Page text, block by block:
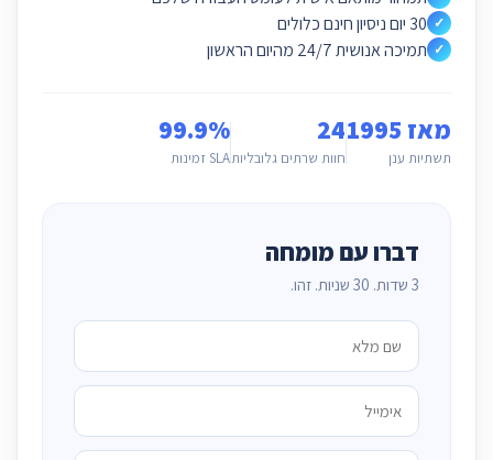
✓ 30 יום ניסיון חינם כלולים
✓ תמיכה אנושית 24/7 מהיום הראשון
מאז 1995
תשתיות ענן
24
חוות שרתים גלובליות
99.9%
SLA זמינות
דברו עם מומחה
3 שדות. 30 שניות. זהו.